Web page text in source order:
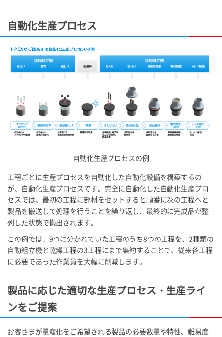
自動化生産プロセス
自動化生産プロセスの例
工程ごとに生産プロセスを自動化した自動化設備を構築するの
が、自動化生産プロセスです。完全に自動化した自動化生産プロ
セスでは、最初の工程に部材をセットすると順番に次の工程へと
製品を搬送して処理を行うことを繰り返し、最終的に完成品が整
列した状態で搬出されます。
この例では、9つに分かれていた工程のうち8つの工程を、2種類の
自動組立機と乾燥工程の3工程にまで集約することで、従来各工程
に必要であった作業員を大幅に削減します。
製品に応じた適切な生産プロセス・生産ライ
ンをご提案
お客さまが量産化をご希望される製品の必要数量や特性、難易度